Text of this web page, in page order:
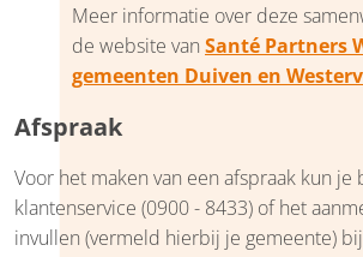
Meer informatie over deze
de website van Santé Partners
gemeenten Duiven en
Afspraak
Voor het maken van een afspraak kun je
klantenservice (0900 - 8433) of het
invullen (vermeld hierbij je gemeente)